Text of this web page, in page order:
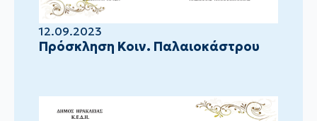
12.09.2023
Πρόσκληση Κοιν. Παλαιοκάστρου